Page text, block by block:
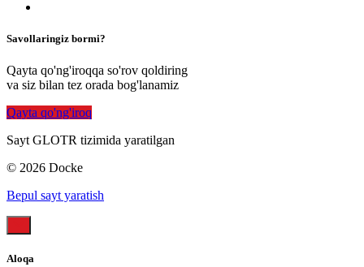
Savollaringiz bormi?
Qayta qo'ng'iroqqa so'rov qoldiring
va siz bilan tez orada bog'lanamiz
Qayta qo'ng'iroq
Sayt GLOTR tizimida yaratilgan
© 2026 Docke
Bepul sayt yaratish
Aloqa